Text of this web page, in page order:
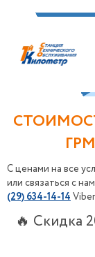
С ценами на все
или связаться с
(29) 634-14-14Viber
🔥 Скидка